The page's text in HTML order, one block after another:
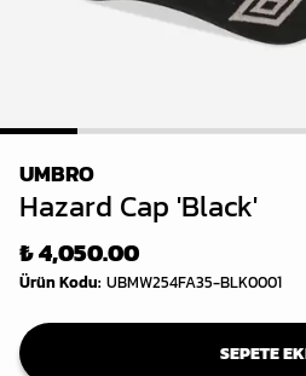
1 2 3 4
UMBRO
Hazard Cap 'Black'
₺ 4,050.00
Ürün Kodu: UBMW254FA35-BLK0001
SEPETE